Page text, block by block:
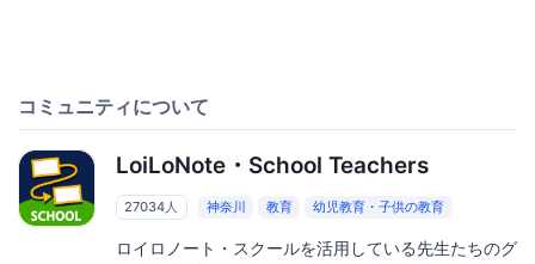
コミュニティについて
LoiLoNote・School Teachers
27034人 神奈川 教育 幼児教育・子供の教育
ロイロノート・スクールを活用している先生たちのグ